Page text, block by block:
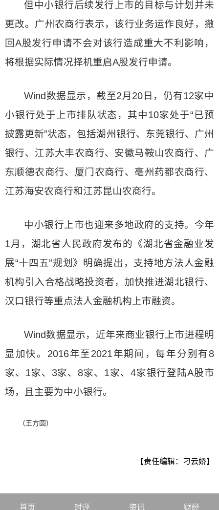
但中小银行后续发行上市的目标与计划并未
更改。广州农商行表示，该行业务运作良好，撤
回A股发行申请不会对该行造成重大不利影响，
将根据实际情况择机重启A股发行申请。
Wind数据显示，截至2月20日，仍有12家中
小银行处于上市排队状态，其中10家处于“已预
披露更新”状态，包括湖州银行、东莞银行、广州
银行、江苏大丰农商行、安徽马鞍山农商行、广
东顺德农商行、厦门农商行、亳州药都农商行、
江苏海安农商行和江苏昆山农商行。
中小银行上市也迎来多地政府的支持。今年
1月，湖北省人民政府发布的《湖北省金融业发
展“十四五”规划》明确提出，支持地方法人金融
机构引入合格战略投资者，加快推进湖北银行、
汉口银行等重点法人金融机构上市融资。
Wind数据显示，近年来商业银行上市进程明
显加快。2016年至2021年期间，每年分别有8
家、1家、3家、8家、1家、4家银行登陆A股市
场，且主要为中小银行。
（王方圆）
【责任编辑：刁云娇】
首页 时评 资讯 财经